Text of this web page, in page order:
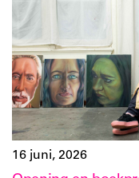
16 juni, 2026